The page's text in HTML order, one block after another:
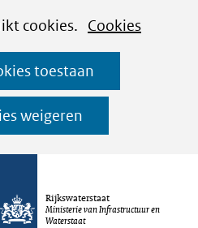
cookies. Cookies
toestaan
weigeren
Ga
naar
de
inhoud
Rijkswaterstaat
Ministerie van Infrastructuur en
Waterstaat